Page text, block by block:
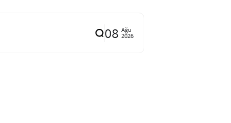
08 Ağu
2026